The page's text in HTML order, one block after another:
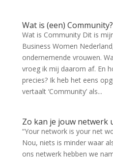
Wat is (een) Community?
Wat is Community Dit is
Business Women
ondernemende vrouwen.
vroeg ik mij daarom af. En
precies? Ik heb het eens
vertaalt ‘Community’ als...
Zo kan je jouw netwerk
“Your network is your net
Nou, niets is minder waar
ons netwerk hebben we